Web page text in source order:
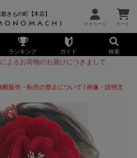
都きもの町【本店】
ランキング ガイド 検索
よるお荷物のお届けにつきまして
断販売・転売の禁止について /画像・説明文